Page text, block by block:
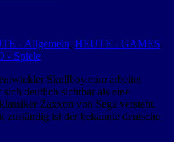
- Allgemein, HEUTE - GAMES,
- Spiele
Skullboy.com arbeitet
deutlich sichtbar als eine
Zaxxon von Sega versteht.
ist der bekannte deutsche